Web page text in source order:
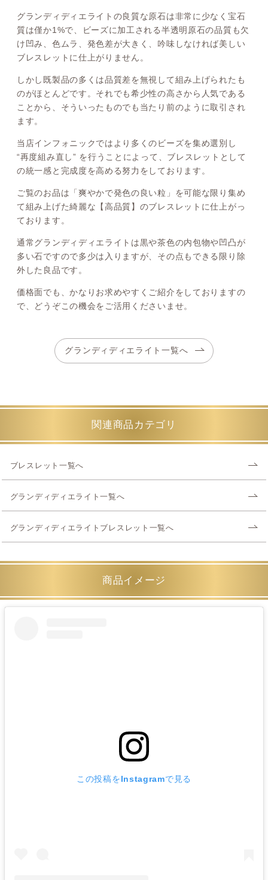
グランディディエライトの良質な原石は非常に少なく宝石
質は僅か1%で、ビーズに加工される半透明原石の品質も欠
け凹み、色ムラ、発色差が大きく、吟味しなければ美しい
ブレスレットに仕上がりません。
しかし既製品の多くは品質差を無視して組み上げられたも
のがほとんどです。それでも希少性の高さから人気である
ことから、そういったものでも当たり前のように取引され
ます。
当店インフォニックではより多くのビーズを集め選別し
“再度組み直し” を行うことによって、ブレスレットとして
の統一感と完成度を高める努力をしております。
ご覧のお品は「爽やかで発色の良い粒」を可能な限り集め
て組み上げた綺麗な【高品質】のブレスレットに仕上がっ
ております。
通常グランディディエライトは黒や茶色の内包物や凹凸が
多い石ですので多少は入りますが、その点もできる限り除
外した良品です。
価格面でも、かなりお求めやすくご紹介をしておりますの
で、どうぞこの機会をご活用くださいませ。
グランディディエライト一覧へ
関連商品カテゴリ
ブレスレット一覧へ
グランディディエライト一覧へ
グランディディエライトブレスレット一覧へ
商品イメージ
この投稿をInstagramで見る